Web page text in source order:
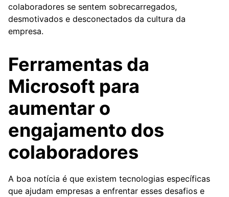
colaboradores se sentem sobrecarregados,
desmotivados e desconectados da cultura da
empresa.
Ferramentas da
Microsoft para
aumentar o
engajamento dos
colaboradores
A boa notícia é que existem tecnologias específicas
que ajudam empresas a enfrentar esses desafios e